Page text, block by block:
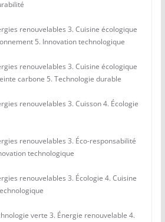
renouvelables 3. Cuisine écologique
5. Innovation technologique
renouvelables 3. Cuisine écologique
carbone 5. Technologie durable
renouvelables 3. Cuisson 4. Écologie
renouvelables 3. Éco-responsabilité
technologique
renouvelables 3. Écologie 4. Cuisine
verte 3. Énergie renouvelable 4.